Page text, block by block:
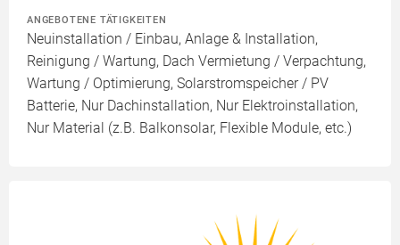
ANGEBOTENE TÄTIGKEITEN
Neuinstallation / Einbau, Anlage & Installation,
Reinigung / Wartung, Dach Vermietung / Verpachtung,
Wartung / Optimierung, Solarstromspeicher / PV
Batterie, Nur Dachinstallation, Nur Elektroinstallation,
Nur Material (z.B. Balkonsolar, Flexible Module, etc.)